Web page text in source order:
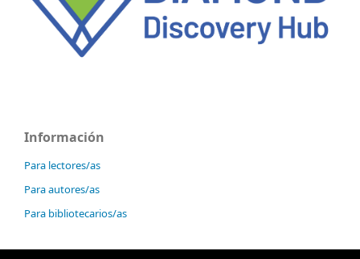
Información
Para lectores/as
Para autores/as
Para bibliotecarios/as